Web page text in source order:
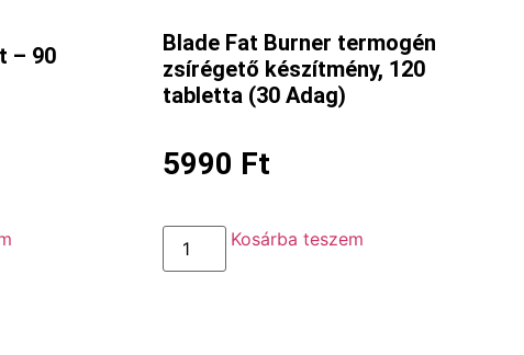
– 90
Blade Fat Burner termogén
zsírégető készítmény, 120
tabletta (30 Adag)
5990 Ft
Kosárba teszem